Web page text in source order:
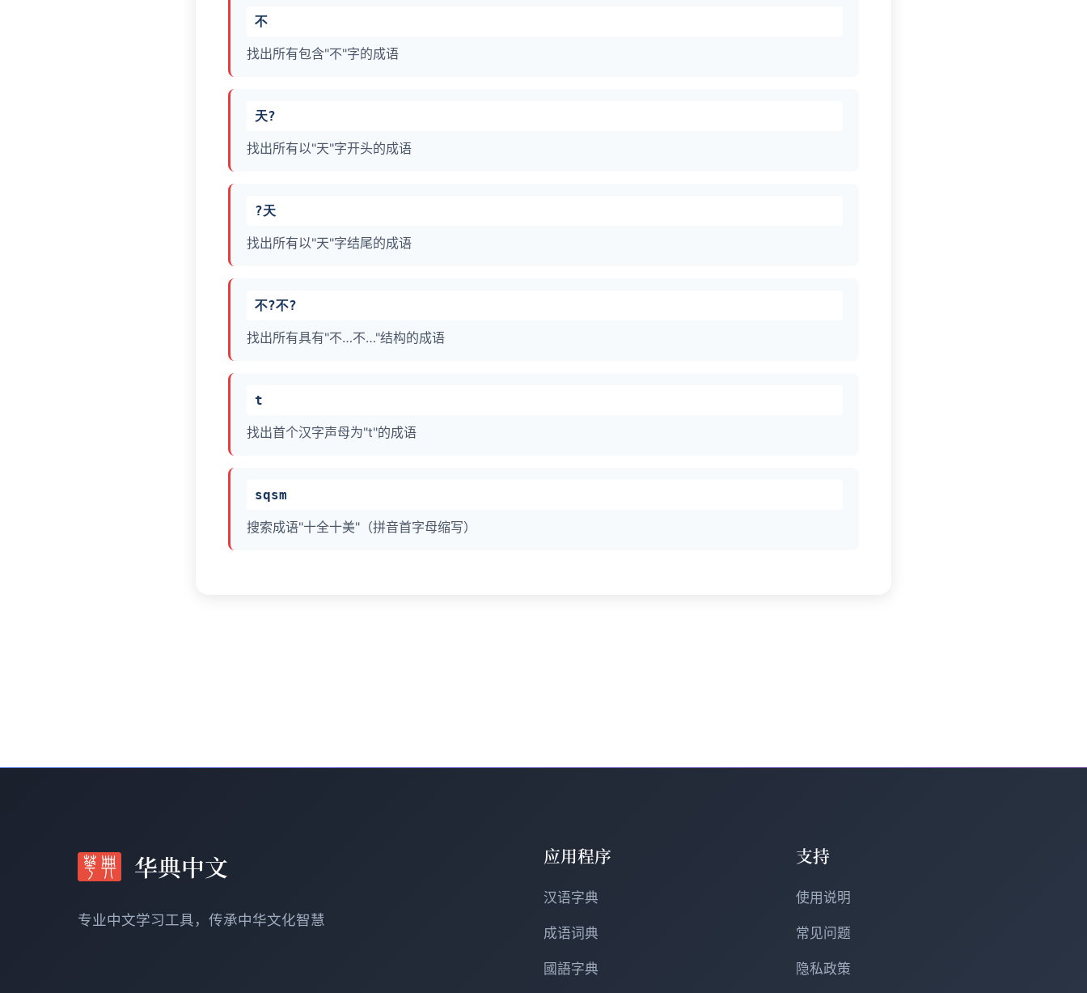
不
找出所有包含"不"字的成语
天?
找出所有以"天"字开头的成语
?天
找出所有以"天"字结尾的成语
不?不?
找出所有具有"不…不…"结构的成语
t
找出首个汉字声母为"t"的成语
sqsm
搜索成语"十全十美"（拼音首字母缩写）
华典中文
专业中文学习工具，传承中华文化智慧
应用程序
汉语字典
成语词典
國語字典
支持
使用说明
常见问题
隐私政策